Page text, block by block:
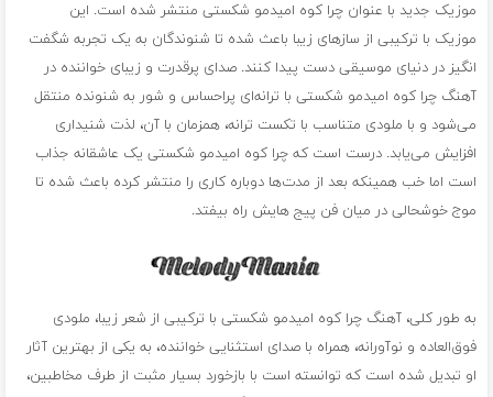
موزیک جدید با عنوان چرا كوه اميدمو شكستی منتشر شده است. این
موزیک با ترکیبی از سازهای زیبا باعث شده تا شنوندگان به یک تجربه شگفت
انگیز در دنیای موسیقی دست پیدا کنند. صدای پرقدرت و زیبای خواننده در
آهنگ چرا كوه اميدمو شكستی با ترانه‌ای پراحساس و شور به شنونده منتقل
می‌شود و با ملودی متناسب با تکست ترانه، همزمان با آن، لذت شنیداری
افزایش می‌یابد. درست است که چرا كوه اميدمو شكستی یک عاشقانه جذاب
است اما خب همینکه بعد از مدت‌ها دوباره کاری را منتشر کرده باعث شده تا
موج خوشحالی در میان فن پیج هایش راه بیفتد.
به طور کلی، آهنگ چرا كوه اميدمو شكستی با ترکیبی از شعر زیبا، ملودی
فوق‌العاده و نوآورانه، همراه با صدای استثنایی خواننده، به یکی از بهترین آثار
او تبدیل شده است که توانسته است با بازخورد بسیار مثبت از طرف مخاطبین،